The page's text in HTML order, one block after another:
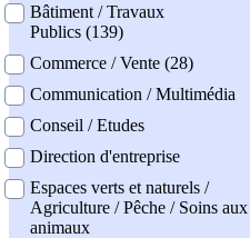
Bâtiment / Travaux
Publics (139)
Commerce / Vente (28)
Communication / Multimédia
Conseil / Etudes
Direction d'entreprise
Espaces verts et naturels /
Agriculture / Pêche / Soins aux
animaux